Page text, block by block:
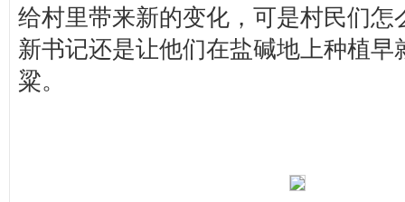
给村里带来新的变化，可是村民们怎
新书记还是让他们在盐碱地上种植早
粱。